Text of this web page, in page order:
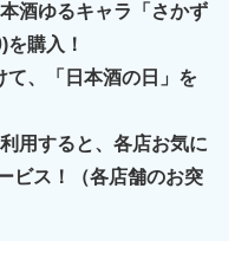
酒ゆるキャラ「さかず
購入！
、「日本酒の日」を
用すると、各店お気に
ビス！（各店舗のお突